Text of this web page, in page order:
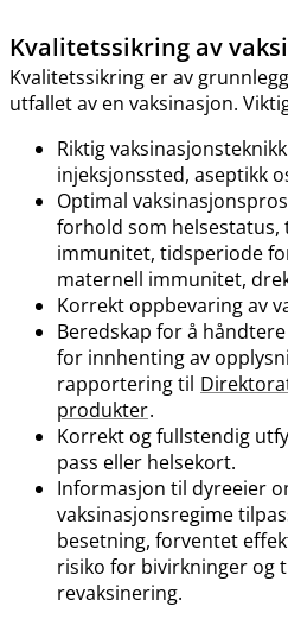
Kvalitetssikring av
Kvalitetssikring er av
utfallet av en vaksinasjon.
Riktig
injeksjonssted, aseptikk
Optimal
forhold som
immunitet, tidsperiode
maternell immunitet,
Korrekt oppbevaring av
Beredskap for å
for innhenting av
rapportering til
produkter.
Korrekt og fullstendig
pass eller helsekort.
Informasjon til dyreeier
vaksinasjonsregime
besetning, forventet
risiko for bivirkninger og
revaksinering.